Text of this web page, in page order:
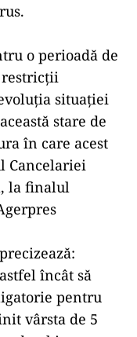
o perioadă de
restricţii
situaţiei
stare de
în care acest
Cancelariei
la finalul
încât să
pentru
vârsta de 5